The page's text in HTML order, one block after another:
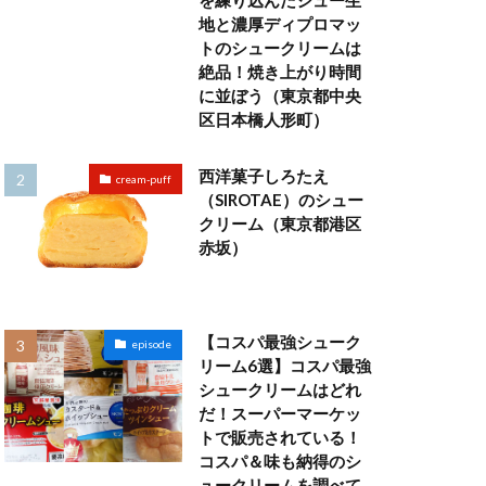
地と濃厚ディプロマッ
トのシュークリームは
絶品！焼き上がり時間
に並ぼう（東京都中央
区日本橋人形町）
cream-puff
西洋菓子しろたえ
（SIROTAE）のシュー
クリーム（東京都港区
赤坂）
episode
【コスパ最強シューク
リーム6選】コスパ最強
シュークリームはどれ
だ！スーパーマーケッ
トで販売されている！
コスパ＆味も納得のシ